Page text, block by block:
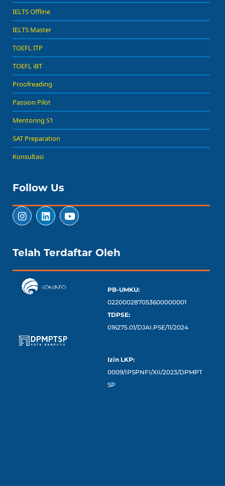
IELTS Offline
IELTS Master
TOEFL ITP
TOEFL iBT
Proofreading
Passion Pilot
Mentoring S1
SAT Preparation
Konsultasi
Follow Us
Telah Terdaftar Oleh
PB-UMKU:
022000287053600000001
TDPSE:
016275.01/DJAI.PSE/11/2024
Izin LKP:
0009/IPSPNFI/XII/2023/DPMPT
SP